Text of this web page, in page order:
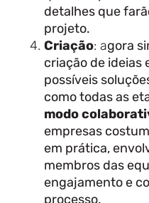
detalhes que
projeto.
Criação: agora
criação de ideias
possíveis
como todas as
modo
empresas
em prática,
membros das
engajamento e
processo.